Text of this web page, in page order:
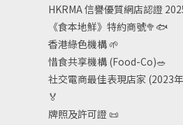
HKRMA 信譽優質網店認證
《食本地鮮》特約商號🥦🐟
香港綠色機構🌱
惜食共享機構 (Food-Co)🥗
社交電商最佳表現店家 (2023年
🏅
牌照及許可證📜